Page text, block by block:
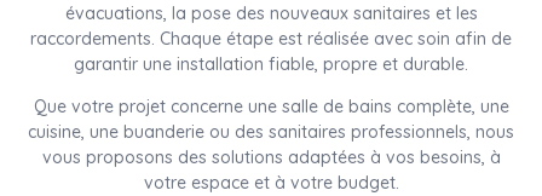
évacuations, la pose des nouveaux sanitaires et les
raccordements. Chaque étape est réalisée avec soin afin de
garantir une installation fiable, propre et durable.
Que votre projet concerne une salle de bains complète, une
cuisine, une buanderie ou des sanitaires professionnels, nous
vous proposons des solutions adaptées à vos besoins, à
votre espace et à votre budget.